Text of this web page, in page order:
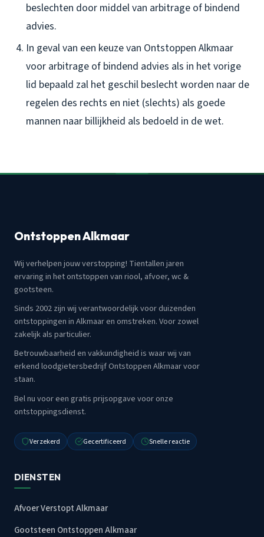
beslechten door middel van arbitrage of bindend
advies.
In geval van een keuze van Ontstoppen Alkmaar
voor arbitrage of bindend advies als in het vorige
lid bepaald zal het geschil beslecht worden naar de
regelen des rechts en niet (slechts) als goede
mannen naar billijkheid als bedoeld in de wet.
Ontstoppen Alkmaar
Wij verhelpen jouw verstopping! Tientallen jaren
ervaring in het ontstoppen van riool, afvoer, wc &
gootsteen.
Sinds 2002 zijn wij verantwoordelijk voor duizenden
ontstoppingen in Alkmaar en omstreken. Voor zowel
zakelijk als particulier.
Betrouwbaarheid en vakkundigheid is waar wij van
erkend loodgietersbedrijf Ontstoppen Alkmaar voor
staan.
Bel nu voor een gratis prijsopgave voor onze
ontstoppingsdienst.
Verzekerd Gecertificeerd Snelle reactie
DIENSTEN
Afvoer Verstopt Alkmaar
Gootsteen Ontstoppen Alkmaar